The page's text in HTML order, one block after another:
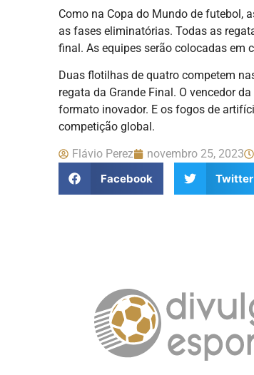
Como na Copa do Mundo de futebol,
as fases eliminatórias. Todas as
final. As equipes serão colocadas em
Duas flotilhas de quatro competem
regata da Grande Final. O vencedor
formato inovador. E os fogos de
competição global.
Flávio Perez novembro 25, 2023
Facebook
Twitter